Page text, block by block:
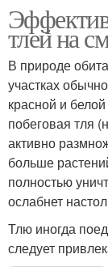
тлей на
В природе
участках
красной и
побеговая тля
активно
больше
полностью
ослабнет
Тлю иногда
следует